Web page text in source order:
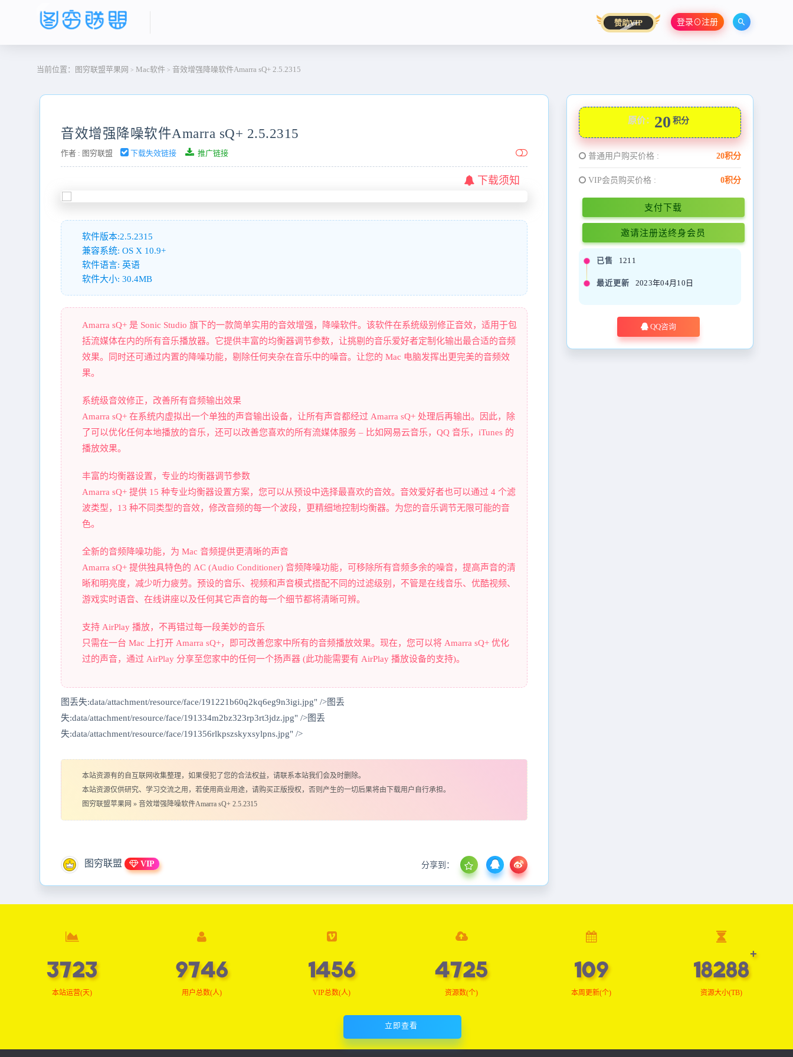
赞助VIP 登录⊙注册
当前位置： 图穷联盟苹果网 > Mac软件 > 音效增强降噪软件Amarra sQ+ 2.5.2315
音效增强降噪软件Amarra sQ+ 2.5.2315
作者 : 图穷联盟 下载失效链接 推广链接
下载须知
软件版本:2.5.2315
兼容系统: OS X 10.9+
软件语言: 英语
软件大小: 30.4MB
Amarra sQ+ 是 Sonic Studio 旗下的一款简单实用的音效增强，降噪软件。该软件在系统级别修正音效，适用于包
括流媒体在内的所有音乐播放器。它提供丰富的均衡器调节参数，让挑剔的音乐爱好者定制化输出最合适的音频
效果。同时还可通过内置的降噪功能，剔除任何夹杂在音乐中的噪音。让您的 Mac 电脑发挥出更完美的音频效
果。
系统级音效修正，改善所有音频输出效果
Amarra sQ+ 在系统内虚拟出一个单独的声音输出设备，让所有声音都经过 Amarra sQ+ 处理后再输出。因此，除
了可以优化任何本地播放的音乐，还可以改善您喜欢的所有流媒体服务 – 比如网易云音乐，QQ 音乐，iTunes 的
播放效果。
丰富的均衡器设置，专业的均衡器调节参数
Amarra sQ+ 提供 15 种专业均衡器设置方案，您可以从预设中选择最喜欢的音效。音效爱好者也可以通过 4 个滤
波类型，13 种不同类型的音效，修改音频的每一个波段，更精细地控制均衡器。为您的音乐调节无限可能的音
色。
全新的音频降噪功能，为 Mac 音频提供更清晰的声音
Amarra sQ+ 提供独具特色的 AC (Audio Conditioner) 音频降噪功能，可移除所有音频多余的噪音，提高声音的清
晰和明亮度，减少听力疲劳。预设的音乐、视频和声音模式搭配不同的过滤级别，不管是在线音乐、优酷视频、
游戏实时语音、在线讲座以及任何其它声音的每一个细节都将清晰可辨。
支持 AirPlay 播放，不再错过每一段美妙的音乐
只需在一台 Mac 上打开 Amarra sQ+，即可改善您家中所有的音频播放效果。现在，您可以将 Amarra sQ+ 优化
过的声音，通过 AirPlay 分享至您家中的任何一个扬声器 (此功能需要有 AirPlay 播放设备的支持)。
图丢失:data/attachment/resource/face/191221b60q2kq6eg9n3igi.jpg" />图丢
失:data/attachment/resource/face/191334m2bz323rp3rt3jdz.jpg" />图丢
失:data/attachment/resource/face/191356rlkpszskyxsylpns.jpg" />
本站资源有的自互联网收集整理，如果侵犯了您的合法权益，请联系本站我们会及时删除。
本站资源仅供研究、学习交流之用，若使用商业用途，请购买正版授权，否则产生的一切后果将由下载用户自行承担。
图穷联盟苹果网 » 音效增强降噪软件Amarra sQ+ 2.5.2315
图穷联盟 VIP 分享到：
原价： 20 积分
普通用户购买价格 : 20积分
VIP会员购买价格 : 0积分
支付下载
邀请注册送终身会员
已售 1211
最近更新 2023年04月10日
QQ咨询
3748
本站运营(天)
9813
用户总数(人)
1466
VIP总数(人)
4757
资源数(个)
109
本周更新(个)
18413
资源大小(TB)
立即查看